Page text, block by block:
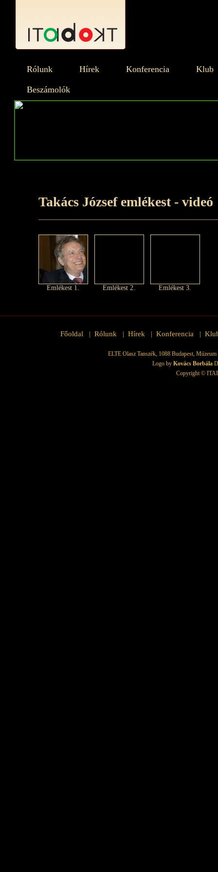
Rólunk Hírek Konferencia Klub
Beszámolók
Takács József emlékest - videó
Emlékest 1. Emlékest 2. Emlékest 3.
Főoldal Rólunk Hírek Konferencia
ELTE Olasz Tanszék, 1088 Budapest,
Logo by Kovács Borbála
Copyright ©